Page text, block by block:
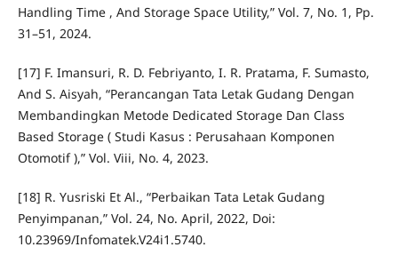
Handling Time , And Storage Space Utility,” Vol. 7, No. 1, Pp.
31–51, 2024.
[17] F. Imansuri, R. D. Febriyanto, I. R. Pratama, F. Sumasto,
And S. Aisyah, “Perancangan Tata Letak Gudang Dengan
Membandingkan Metode Dedicated Storage Dan Class
Based Storage ( Studi Kasus : Perusahaan Komponen
Otomotif ),” Vol. Viii, No. 4, 2023.
[18] R. Yusriski Et Al., “Perbaikan Tata Letak Gudang
Penyimpanan,” Vol. 24, No. April, 2022, Doi:
10.23969/Infomatek.V24i1.5740.